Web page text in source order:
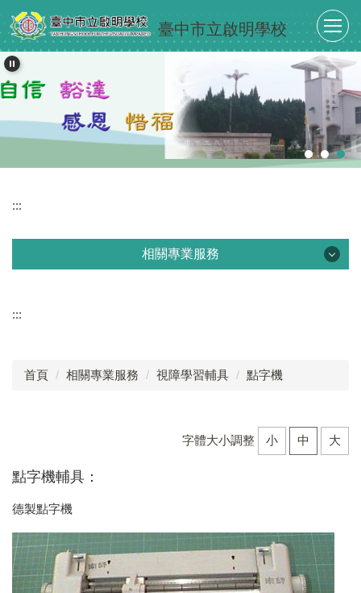
跳
到
主
要
內
容
區
臺中市立啟明學校
:::
相關專業服務
物理治療
語言治療
:::
首頁 相關專業服務 視障學習輔具 點字機
字體大小調整 小 中 大
點字機輔具：
德製點字機